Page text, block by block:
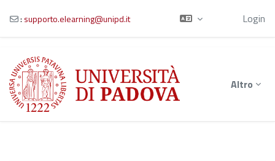
Vai al contenuto principale
: supporto.elearning@unipd.it Login
Altro